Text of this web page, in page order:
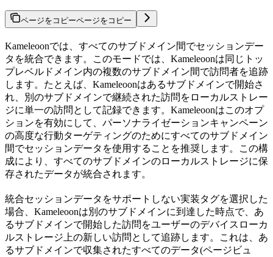
ページをコピーページをコピー
Kameleoonでは、すべてのサブドメイン間でセッションデー
タを統合できます。このモードでは、Kameleoonは同じトッ
プレベルドメイン内の複数のサブドメイン間で訪問者を追跡
します。たとえば、Kameleoonはあるサブドメインで開始さ
れ、別のサブドメインで継続された訪問をローカルストレー
ジに単一の訪問として記録できます。Kameleoonはこのオプ
ションを有効にして、パーソナライゼーションキャンペーン
の高度な行動ターゲティングのためにすべてのサブドメイン
間でセッションデータを使用することを推奨します。この構
成により、すべてのサブドメインのローカルストレージに保
存されたデータが統合されます。
統合セッションデータをサポートしない実装タグを選択した
場合、Kameleoonは別のサブドメインに到達した時点で、あ
るサブドメインで開始した訪問をユーザーのデバイスローカ
ルストレージ上の新しい訪問として追跡します。これは、あ
るサブドメインで収集されたすべてのデータ(ページビュ